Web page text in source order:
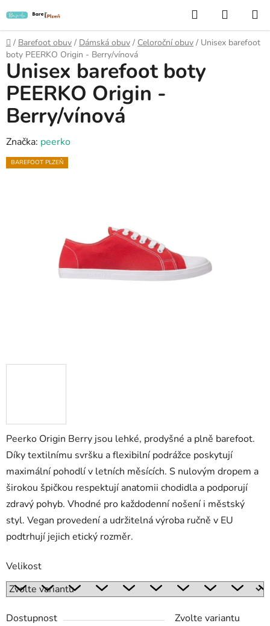
na
obsah
Hledat
KOŠÍK
Domů
/ Barefoot obuv / Dámská obuv / Celoroční obuv / Unisex barefoot
boty PEERKO Origin - Berry/vínová
Peerko Origin Berry jsou lehké, prodyšné a plně barefoot.
Díky textilnímu svršku a flexibilní podrážce poskytují
maximální pohodlí v letních měsících. S nulovým dropem a
širokou špičkou respektují anatomii chodidla a podporují
zdravý pohyb. Vhodné pro každodenní nošení i městský
styl. Vegan provedení a udržitelná výroba ručně v EU
podtrhují jejich etický rozměr.
Velikost
Dostupnost
Zvolte variantu
Unisex barefoot boty
PEERKO Origin -
Berry/vínová
Značka: peerko
BAREFOOT PLZEŇ